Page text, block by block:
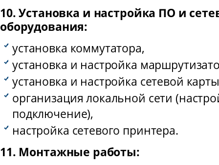
10. Установка и настройка ПО и
оборудования:
установка коммутатора,
установка и настройка
установка и настройка сетевой
организация локальной сети
подключение),
настройка сетевого принтера.
11. Монтажные работы: